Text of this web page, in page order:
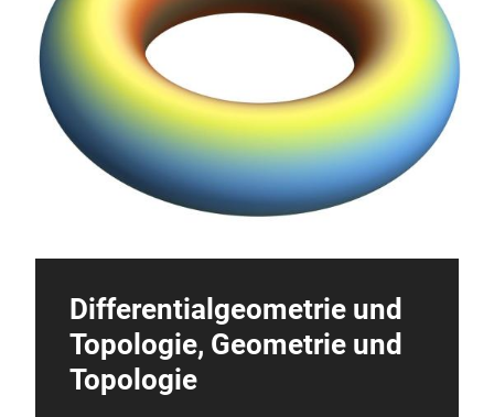
Differentialgeometrie und
Topologie, Geometrie und
Topologie